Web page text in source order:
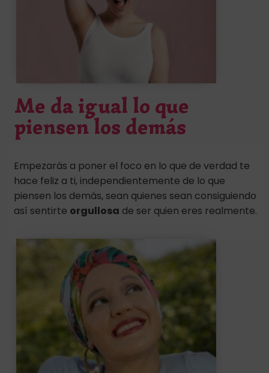
Me da igual lo que
piensen los demás
Empezarás a poner el foco en lo que de verdad te
hace feliz a ti, independientemente de lo que
piensen los demás, sean quienes sean consiguiendo
así sentirte orgullosa de ser quien eres realmente.